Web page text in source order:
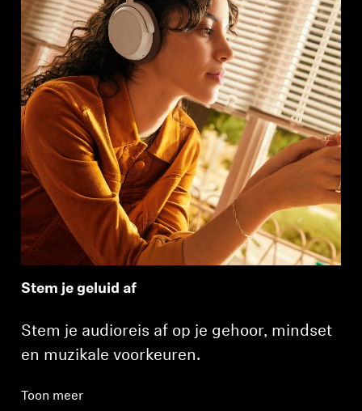
Stem je geluid af
Stem je audioreis af op je gehoor, mindset
en muzikale voorkeuren.
Toon meer